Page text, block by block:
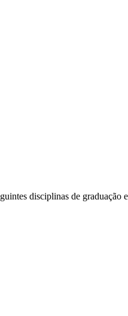
disciplinas de graduação